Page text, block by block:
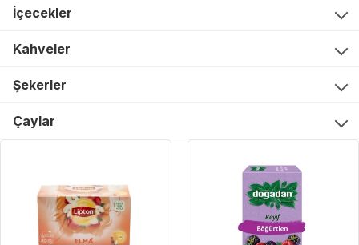
İçecekler
Kahveler
Şekerler
Çaylar